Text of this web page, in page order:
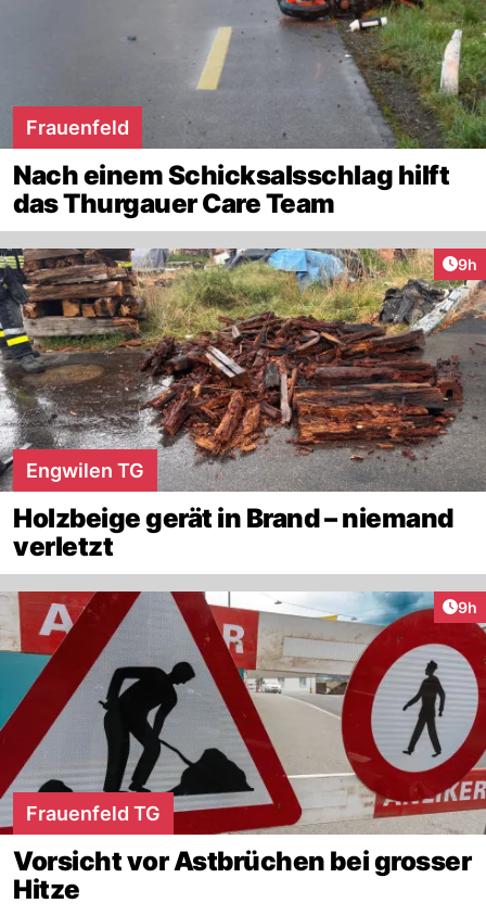
Frauenfeld
Nach einem Schicksalsschlag hilft
das Thurgauer Care Team
9h
Engwilen TG
Holzbeige gerät in Brand – niemand
verletzt
9h
Frauenfeld TG
Vorsicht vor Astbrüchen bei grosser
Hitze